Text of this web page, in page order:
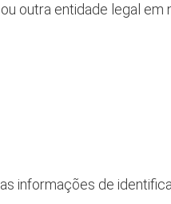
outra entidade legal
informações de